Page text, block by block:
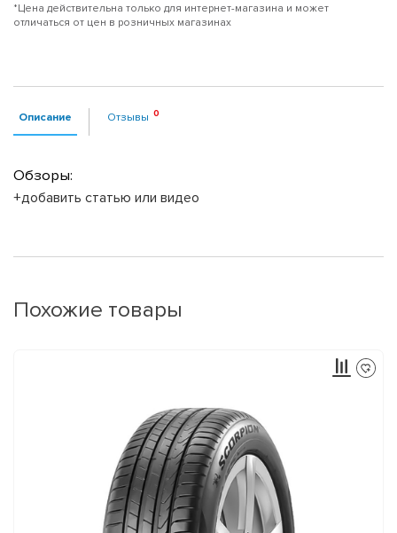
*Цена действительна только для интернет-магазина и может
отличаться от цен в розничных магазинах
Описание Отзывы
Обзоры:
+добавить статью или видео
Похожие товары